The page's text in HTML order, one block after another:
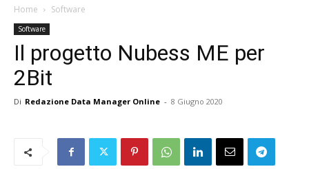
Home Software
Software
Il progetto Nubess ME per
2Bit
Di Redazione Data Manager Online - 8 Giugno 2020